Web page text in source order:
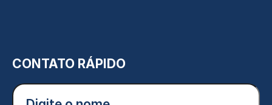
CONTATO RÁPIDO
Digite